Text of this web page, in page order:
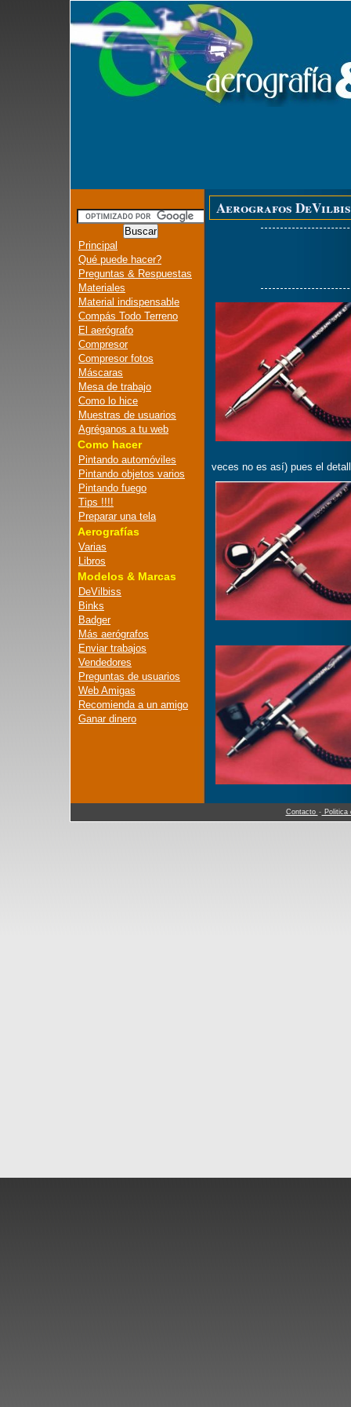
Principal
Qué puede hacer?
Preguntas & Respuestas
Materiales
Material indispensable
Compás Todo Terreno
El aerógrafo
Compresor
Compresor fotos
Máscaras
Mesa de trabajo
Como lo hice
Muestras de usuarios
Agréganos a tu web
Como hacer
Pintando automóviles
Pintando objetos varios
Pintando fuego
Tips !!!!
Preparar una tela
Aerografías
Varias
Libros
Modelos & Marcas
DeVilbiss
Binks
Badger
Más aerógrafos
Enviar trabajos
Vendedores
Preguntas de usuarios
Web Amigas
Recomienda a un amigo
Ganar dinero
Aerografos
veces no es así) pues el
Contacto - Politica